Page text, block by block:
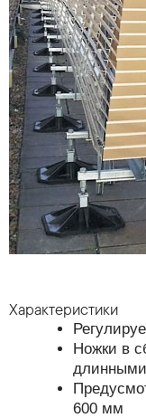
Характеристики
Ножки в
600 мм